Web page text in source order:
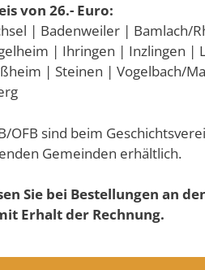
von 26.- Euro:
| Badenweiler | Bamlach/
| Ihringen | Inzlingen |
| Steinen | Vogelbach/
OFB sind beim
Gemeinden erhältlich.
Sie bei Bestellungen an
Erhalt der Rechnung.